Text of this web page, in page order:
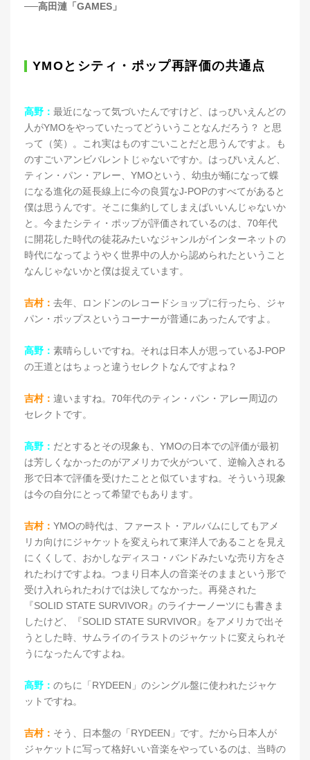
──高田漣「GAMES」
YMOとシティ・ポップ再評価の共通点
高野： 最近になって気づいたんですけど、はっぴいえんどの
人がYMOをやっていたってどういうことなんだろう？ と思
って（笑）。これ実はものすごいことだと思うんですよ。も
のすごいアンビバレントじゃないですか。はっぴいえんど、
ティン・パン・アレー、YMOという、幼虫が蛹になって蝶
になる進化の延長線上に今の良質なJ-POPのすべてがあると
僕は思うんです。そこに集約してしまえばいいんじゃないか
と。今またシティ・ポップが評価されているのは、70年代
に開花した時代の徒花みたいなジャンルがインターネットの
時代になってようやく世界中の人から認められたということ
なんじゃないかと僕は捉えています。
吉村： 去年、ロンドンのレコードショップに行ったら、ジャ
パン・ポップスというコーナーが普通にあったんですよ。
高野： 素晴らしいですね。それは日本人が思っているJ-POP
の王道とはちょっと違うセレクトなんですよね？
吉村： 違いますね。70年代のティン・パン・アレー周辺の
セレクトです。
高野： だとするとその現象も、YMOの日本での評価が最初
は芳しくなかったのがアメリカで火がついて、逆輸入される
形で日本で評価を受けたことと似ていますね。そういう現象
は今の自分にとって希望でもあります。
吉村： YMOの時代は、ファースト・アルバムにしてもアメ
リカ向けにジャケットを変えられて東洋人であることを見え
にくくして、おかしなディスコ・バンドみたいな売り方をさ
れたわけですよね。つまり日本人の音楽そのままという形で
受け入れられたわけでは決してなかった。再発された
『SOLID STATE SURVIVOR』のライナーノーツにも書きま
したけど、『SOLID STATE SURVIVOR』をアメリカで出そ
うとした時、サムライのイラストのジャケットに変えられそ
うになったんですよね。
高野： のちに「RYDEEN」のシングル盤に使われたジャケ
ットですね。
吉村： そう、日本盤の「RYDEEN」です。だから日本人が
ジャケットに写って格好いい音楽をやっているのは、当時の